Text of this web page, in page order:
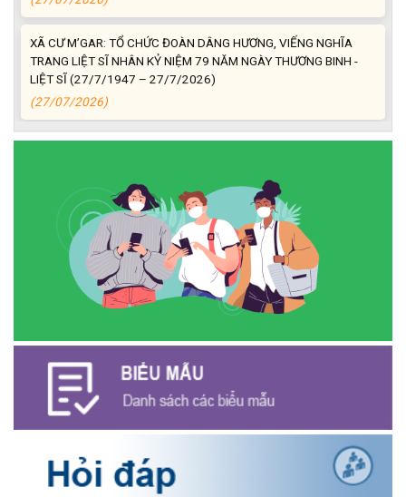
TRANG LIỆT SĨ NHÂN KỶ NIỆM 79 NĂM NGÀY THƯƠNG BINH -
LIỆT SĨ (27/7/1947 – 27/7/2026)
(27/07/2026)
ĐỒNG CHÍ PHAN XUÂN LỰC - CHỦ TỊCH UBND XÃ CƯ M’GAR
Phát biểu bế mạc Hội nghị Trung ương 3, khóa XIV của Tổng Bí
thư, Chủ tịch nước Tô Lâm
(26/07/2026)
NGÂN HÀNG CHÍNH SÁCH XÃ HỘI CƯ M’GAR: TỔ CHỨC CHO
VAY KÝ QUỸ ĐỐI VỚI NGƯỜI LAO ĐỘNG ĐI LÀM VIỆC TẠI HÀN
(24/07/2026)
OCOP TỈNH KHÁNH HÒA NĂM 2026
(18/07/2026)